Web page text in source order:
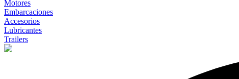
Motores
Embarcaciones
Accesorios
Lubricantes
Trailers